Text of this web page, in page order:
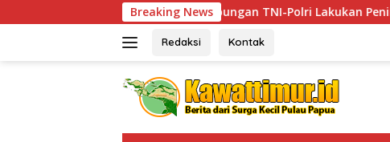
to
Breaking News
Tim Gabungan TNI-Polri Lakukan Penindakan Tegas dan Terukur
Redaksi Kontak